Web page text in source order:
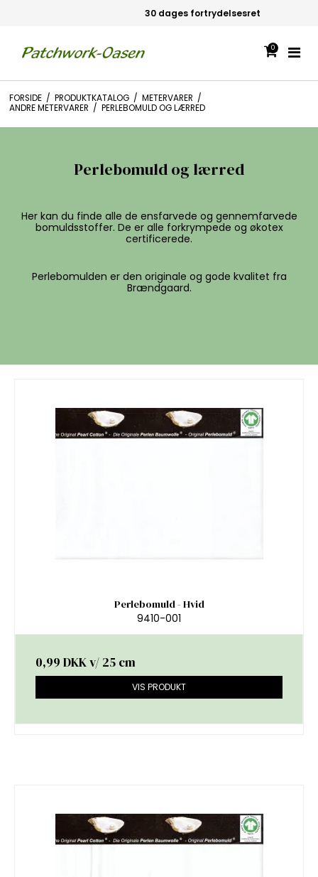
30 dages fortrydelsesret
0
FORSIDE / PRODUKTKATALOG / METERVARER /
ANDRE METERVARER / PERLEBOMULD OG LÆRRED
Perlebomuld og lærred
Her kan du finde alle de ensfarvede og gennemfarvede
bomuldsstoffer. De er alle forkrympede og økotex
certificerede.
Perlebomulden er den originale og gode kvalitet fra
Brændgaard.
Perlebomuld - Hvid
9410-001
0,99 DKKv/ 25 cm
VIS PRODUKT